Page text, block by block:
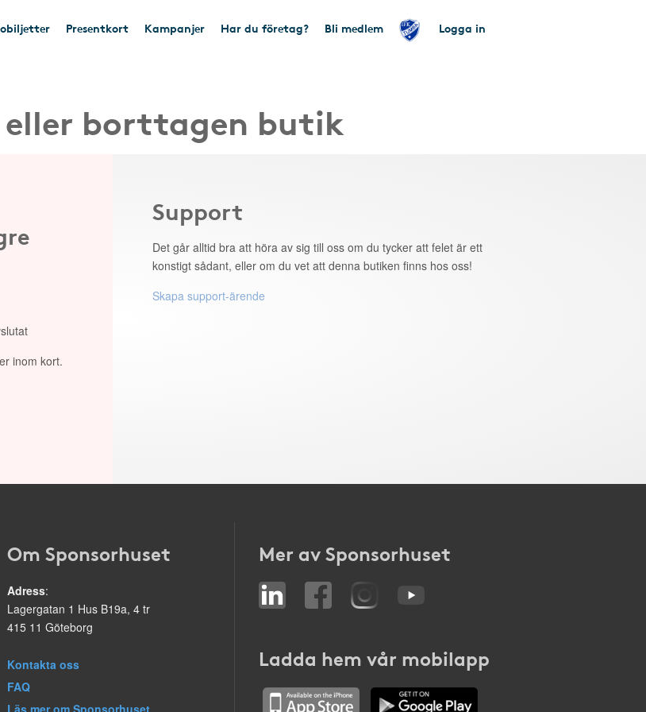
Presentkort Kampanjer Har du företag? Bli medlem Logga in
borttagen butik
inom kort.
Support
Det går alltid bra att höra av sig till oss om du tycker att felet är ett
konstigt sådant, eller om du vet att denna butiken finns hos oss!
Skapa support-ärende
Om Sponsorhuset
Adress:
Lagergatan 1 Hus B19a, 4 tr
415 11 Göteborg
Kontakta oss
FAQ
Läs mer om Sponsorhuset
Mer av Sponsorhuset
Ladda hem vår mobilapp